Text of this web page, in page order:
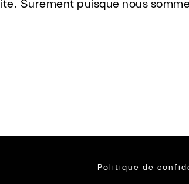
Politique de